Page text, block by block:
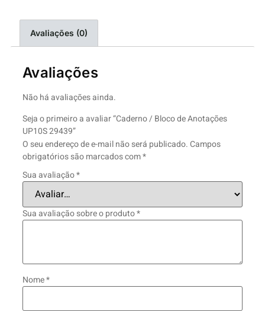
Avaliações (0)
Avaliações
Não há avaliações ainda.
Seja o primeiro a avaliar “Caderno / Bloco de Anotações
UP10S 29439”
O seu endereço de e-mail não será publicado.Campos
obrigatórios são marcados com*
Sua avaliação*
Sua avaliação sobre o produto*
Nome*